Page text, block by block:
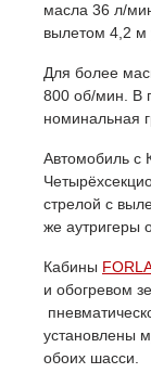
масла 36 л/
вылетом 4,2 м
Для более
800 об/мин. В
номинальная
Автомобиль с
стрелой с
же аутригеры
Кабины
и обогревом
установлены
обоих шасси.